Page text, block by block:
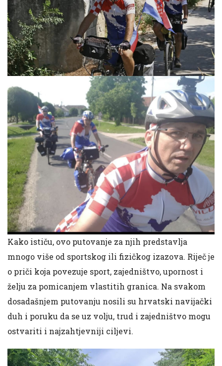
Kako ističu, ovo putovanje za njih predstavlja
mnogo više od sportskog ili fizičkog izazova. Riječ je
o priči koja povezuje sport, zajedništvo, upornost i
želju za pomicanjem vlastitih granica. Na svakom
dosadašnjem putovanju nosili su hrvatski navijački
duh i poruku da se uz volju, trud i zajedništvo mogu
ostvariti i najzahtjevniji ciljevi.